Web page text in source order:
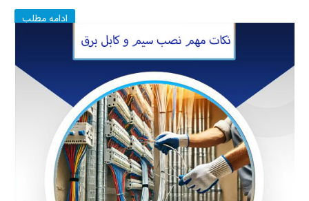
ادامه مطلب